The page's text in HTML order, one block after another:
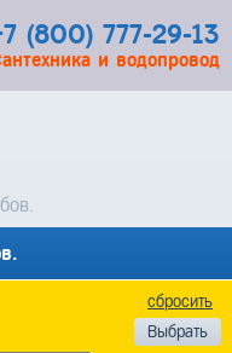
(800) 777-29-13
и водопровод
сбросить